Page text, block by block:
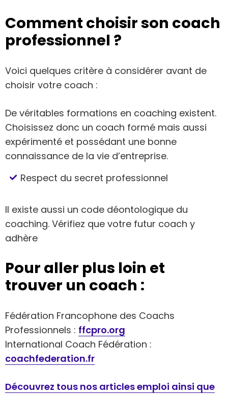
Comment choisir son coach
professionnel ?
Voici quelques critère à considérer avant de
choisir votre coach :
De véritables formations en coaching existent.
Choisissez donc un coach formé mais aussi
expérimenté et possédant une bonne
connaissance de la vie d’entreprise.
Respect du secret professionnel
Il existe aussi un code déontologique du
coaching. Vérifiez que votre futur coach y
adhère
Pour aller plus loin et
trouver un coach :
Fédération Francophone des Coachs
Professionnels : ffcpro.org
International Coach Fédération :
coachfederation.fr
Découvrez tous nos articles emploi ainsi que